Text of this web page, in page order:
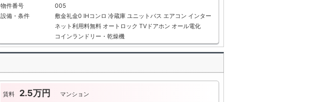
物件番号
005
設備・条件
敷金礼金0 IHコンロ 冷蔵庫 ユニットバス エアコン インター
ネット利用料無料 オートロック TVドアホン オール電化
コインランドリー・乾燥機
賃料 2.5万円
マンション